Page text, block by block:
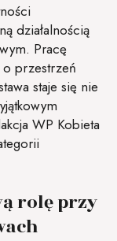
działalnością
Pracę
o przestrzeń
staje się nie
WP Kobieta
rolę przy